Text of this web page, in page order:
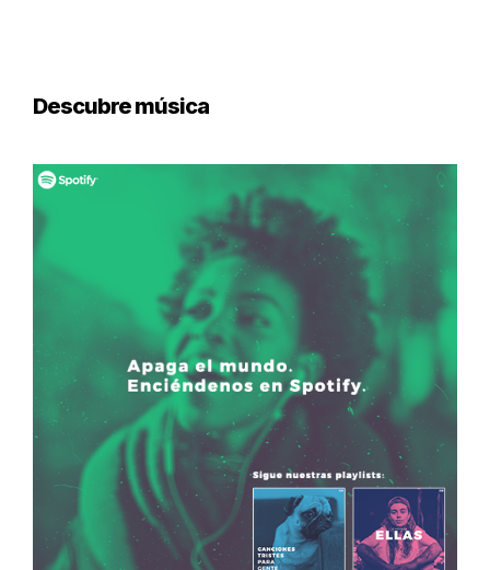
Descubre música